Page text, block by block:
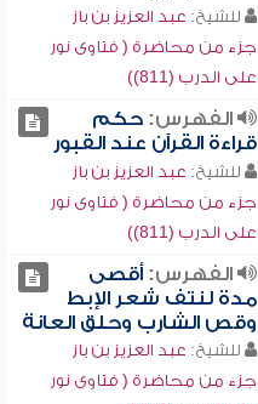
للشيخ: عبد العزيز بن باز
جزء من محاضرة ( فتاوى نور
على الدرب (811))
الفهرس:حكم
قراءة القرآن عند القبور
للشيخ: عبد العزيز بن باز
جزء من محاضرة ( فتاوى نور
على الدرب (811))
الفهرس:أقصى
مدة لنتف شعر الإبط
وقص الشارب وحلق العانة
للشيخ: عبد العزيز بن باز
جزء من محاضرة ( فتاوى نور